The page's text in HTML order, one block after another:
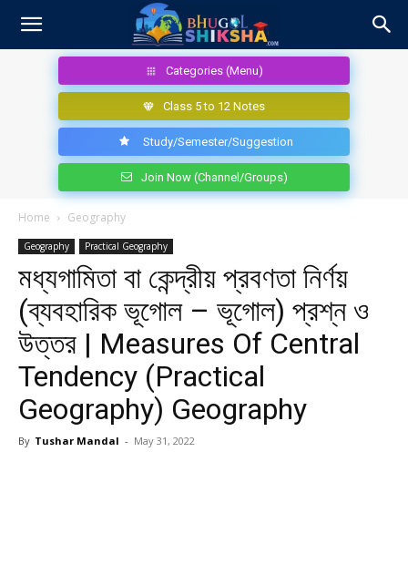
Categories (Menu)
Class 5 to 12 Notes
Study/Semester/Suggestion
Join Now (Channel/Groups)
Home Geography
Geography Practical Geography
মধ্যগামিতা বা কেন্দ্রীয় প্রবণতা নির্ণয়
(ব্যবহারিক ভূগোল – ভূগোল) প্রশ্ন ও
উত্তর | Measures Of Central
Tendency (Practical
Geography) Geography
By Tushar Mandal - May 31, 2022